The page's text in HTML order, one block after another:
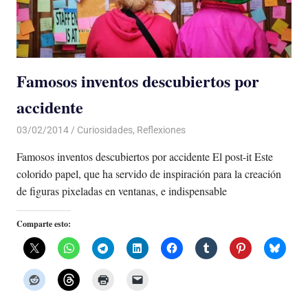
Famosos inventos descubiertos por
accidente
03/02/2014 Luis Castellanos
Curiosidades, Reflexiones
Famosos inventos descubiertos por accidente El post-it Este
colorido papel, que ha servido de inspiración para la creación
de figuras pixeladas en ventanas, e indispensable
Comparte esto: